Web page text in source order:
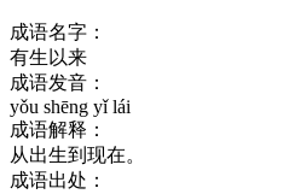
成语名字：
有生以来
成语发音：
yǒu shēng yǐ lái
成语解释：
从出生到现在。
成语出处：